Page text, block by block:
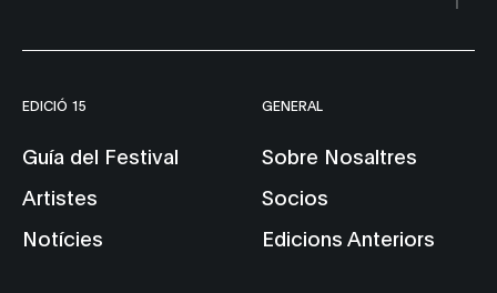
EDICIÓ 15
Guía del Festival
Artistes
Notícies
GENERAL
Sobre Nosaltres
Socios
Edicions Anteriors